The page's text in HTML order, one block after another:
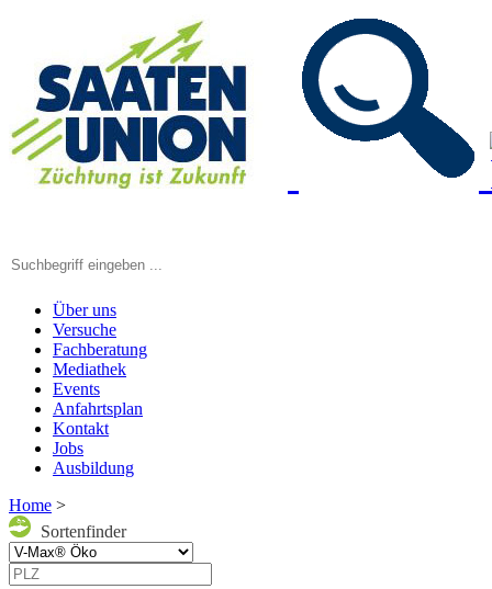
Über uns
Versuche
Fachberatung
Mediathek
Events
Anfahrtsplan
Kontakt
Jobs
Ausbildung
Home >
Sortenfinder